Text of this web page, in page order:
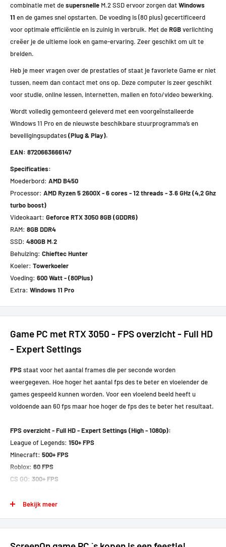
combinatie met desupersnelle M.2 SSD ervoor zorgen datWindows
11 en de games snel opstarten. De voeding is (80 plus) gecertificeerd
voor optimale efficiëntie en is zuinig in verbruik. Met deRGBverlichting
creëer je de ultieme look en game-ervaring. Zeer geschikt om uit te
breiden.
Heb je meer vragen over de prestaties of staat je favoriete Game er niet
tussen, neem dan contact met ons op. Deze computer is zeer geschikt
voor studie, online lessen, internetten, mailen en foto/video bewerking.
Wordt volledig gemonteerd geleverd met een voorgeïnstalleerde
Windows 11 Pro en de nieuwste beschikbare stuurprogramma’s en
beveiligingsupdates(Plug & Play).
EAN: 8720663666147
Specificaties:
Moederbord: AMD B450
Processor: AMD Ryzen 5 2600X - 6 cores - 12 threads - 3.6 GHz (4,2 Ghz
turbo boost)
Videokaart: Geforce RTX 3050 8GB (GDDR6)
RAM: 8GB DDR4
SSD: 480GB M.2
Behuizing: Chieftec Hunter
Koeler: Towerkoeler
Voeding: 600 Watt - (80Plus)
Extra: Windows 11 Pro
Game PC met RTX 3050 - FPS overzicht - Full HD
- Expert Settings
FPSstaat voor het aantal frames die per seconde worden
weergegeven. Hoe hoger het aantal fps des te beter en vloeiender de
games gespeeld kunnen worden. Voor een vloeiend beeld heeft u
voldoende aan 60 fps maar hoe hoger de fps des te beter het resultaat.
FPS overzicht - Full HD - Expert Settings (High - 1080p):
League of Legends: 150+ FPS
Minecraft: 500+ FPS
Roblox: 60 FPS
CS GO: 300+ FPS
Valorant:280+ FPS
GTA V:90+ FPS
Bekijk meer